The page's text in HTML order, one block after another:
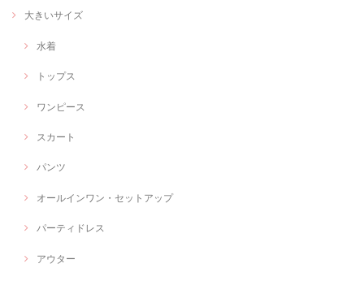
大きいサイズ
水着
トップス
ワンピース
スカート
パンツ
オールインワン・セットアップ
パーティドレス
アウター